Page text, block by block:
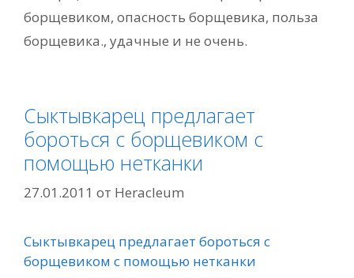
борщевиком, опасность борщевика, польза
борщевика., удачные и не очень.
Сыктывкарец предлагает
бороться с борщевиком с
помощью нетканки
27.01.2011 от Heracleum
Сыктывкарец предлагает бороться с
борщевиком с помощью нетканки